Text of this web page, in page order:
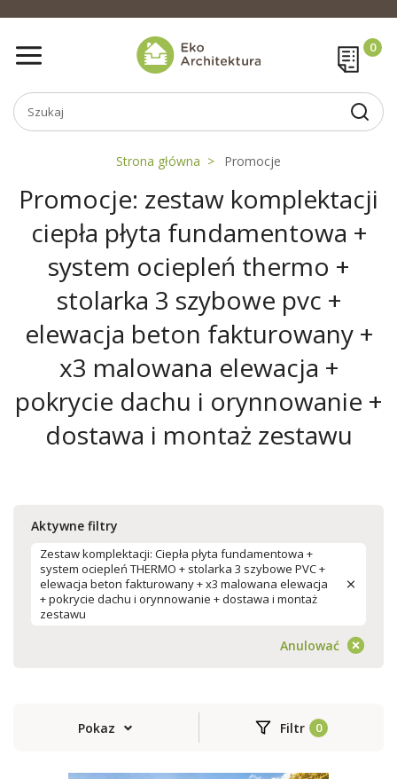
Strona główna Promocje
Promocje: zestaw komplektacji
ciepła płyta fundamentowa +
system ociepleń thermo +
stolarka 3 szybowe pvc +
elewacja beton fakturowany +
x3 malowana elewacja +
pokrycie dachu i orynnowanie +
dostawa i montaż zestawu
Aktywne filtry
Zestaw komplektacji: Ciepła płyta fundamentowa +
system ociepleń THERMO + stolarka 3 szybowe PVC +
elewacja beton fakturowany + x3 malowana elewacja
+ pokrycie dachu i orynnowanie + dostawa i montaż
zestawu
Anulować
Pokaz Filtr